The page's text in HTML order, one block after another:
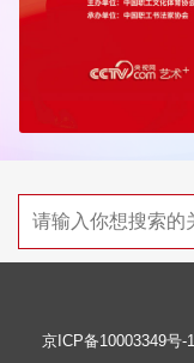
京ICP备10003349号-1